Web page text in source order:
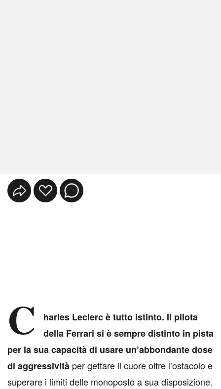
C
harles Leclerc è tutto istinto. Il pilota
della Ferrari si è sempre distinto in pista
per la sua capacità di usare un’abbondante dose
di aggressività per gettare il cuore oltre l’ostacolo e
superare i limiti delle monoposto a sua disposizione.